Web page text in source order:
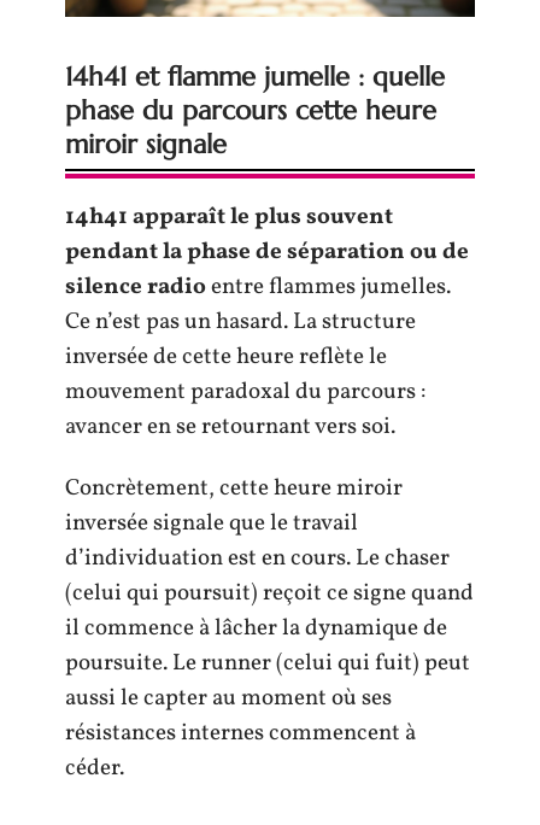
14h41 et flamme jumelle : quelle
phase du parcours cette heure
miroir signale
14h41 apparaît le plus souvent
pendant la phase de séparation ou de
silence radioentre flammes jumelles.
Ce n’est pas un hasard. La structure
inversée de cette heure reflète le
mouvement paradoxal du parcours :
avancer en se retournant vers soi.
Concrètement, cette heure miroir
inversée signale que le travail
d’individuation est en cours. Le chaser
(celui qui poursuit) reçoit ce signe quand
il commence à lâcher la dynamique de
poursuite. Le runner (celui qui fuit) peut
aussi le capter au moment où ses
résistances internes commencent à
céder.